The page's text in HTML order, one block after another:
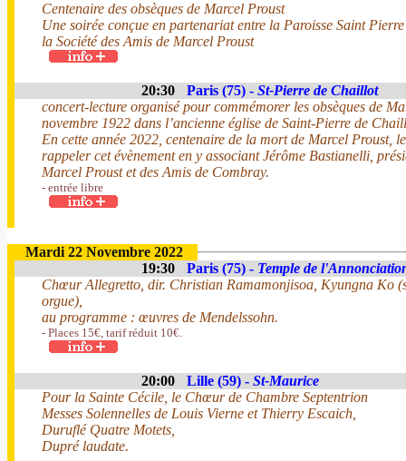
Centenaire des obsèques de Marcel Proust
Une soirée conçue en partenariat entre la Paroisse Saint
la Société des Amis de Marcel Proust
20:30 Paris (75) - St-Pierre de Chaillot
concert-lecture organisé pour commémorer les obsèques de
novembre 1922 dans l’ancienne église de Saint-Pierre de
En cette année 2022, centenaire de la mort de Marcel Proust,
rappeler cet évènement en y associant Jérôme Bastianelli,
Marcel Proust et des Amis de Combray.
- entrée libre
Mardi 22 Novembre 2022
19:30
Paris (75) - Temple de
Chœur Allegretto, dir. Christian Ramamonjisoa, Kyungna Ko
orgue),
au programme : œuvres de Mendelssohn.
- Places 15€, tarif réduit 10€.
20:00 Lille (59) - St-Maurice
Pour la Sainte Cécile, le Chœur de Chambre Septentrion
Messes Solennelles de Louis Vierne et Thierry Escaich,
Duruflé Quatre Motets,
Dupré laudate.